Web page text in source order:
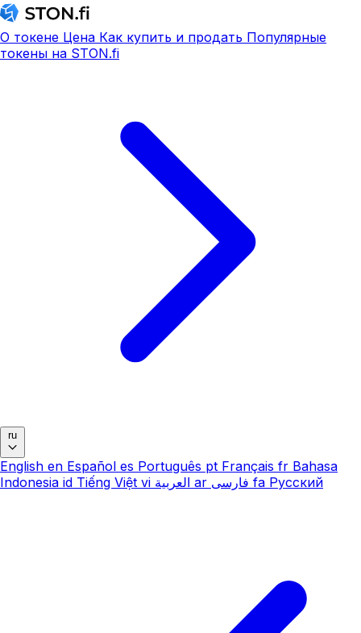
О токене Цена Как купить и продать Популярные
токены на STON.fi
ru
English en Español es Português pt Français fr Bahasa
Indonesia id Tiếng Việt vi العربية ar فارسی fa Русский